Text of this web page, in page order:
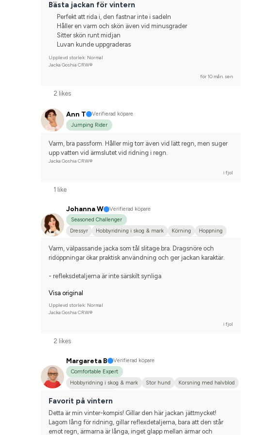
Bästa jackan för vintern
Perfekt att rida i, den fastnar inte i sadeln
Håller en varm och skön även vid minusgrader
Sitter skön runt midjan
Luvan kunde uppgraderas
Upplevd storlek: Normal
Jacka Goshia CRW®
för 10 mån. sen
2 likes
Ann T
Verifierad köpare
Jumping Rider
Varm, bra passform. Håller mig torr även vid lätt regn, men suger
upp vatten vid ärmslutet vid ridning i regn.
Jacka Goshia CRW®
i fjol
1 like
Johanna W
Verifierad köpare
Seasoned Challenger
Dressyr
Hobbyridning i skog & mark Körning
Hoppning
Irländsk Cob
Islandshäst
Varm, välpassande jacka som tål slitage bra. Dragsnöre och
ridöppningar ökar praktisk användning och ger jackan karaktär.
- refleksdetaljerna är inte särskilt synliga
Visa original
Upplevd storlek: Normal
Jacka Goshia CRW®
i fjol
2 likes
Margareta B
Verifierad köpare
Comfortable Expert
Hobbyridning i skog & mark
Stor hund
Korsning med halvblod
Favorit på vintern
Detta är min vinter-kompis! Gillar den här jackan jättmycket!
Lagom lång för ridning, gillar reflexdetaljerna, bara att den står
emot regn, ärmarna är långa, inget glapp mellan ärmar och